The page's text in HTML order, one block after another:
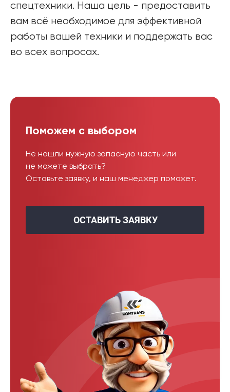
спецтехники. Наша цель - предоставить
вам всё необходимое для эффективной
работы вашей техники и поддержать вас
во всех вопросах.
Поможем с выбором
Не нашли нужную запасную часть или
не можете выбрать?
Оставьте заявку, и наш менеджер поможет.
ОСТАВИТЬ ЗАЯВКУ